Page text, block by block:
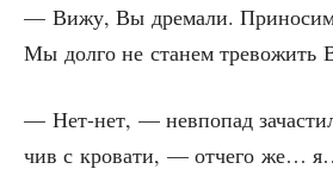
— Вижу, Вы дре­ма­ли. При­но­сим
Мы дол­го не ста­нем тре­во­жить
— Нет-нет, — нев­по­пад
чив с кро­ва­ти, — отче­го же…